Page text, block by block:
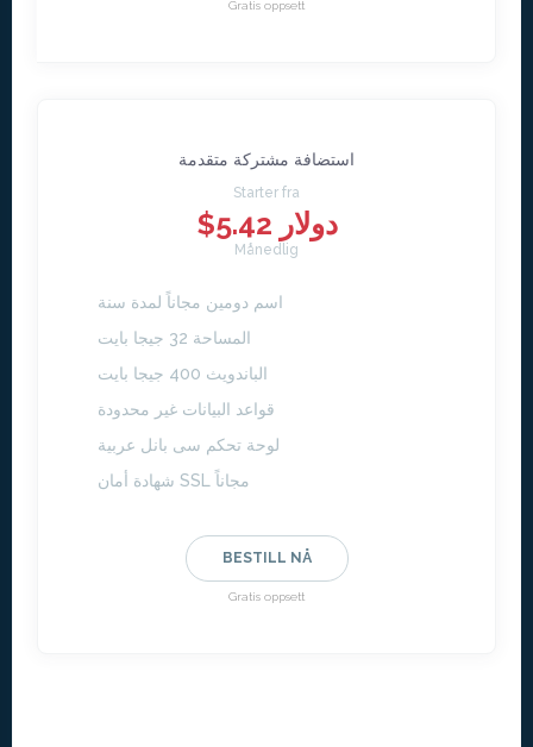
Gratis oppsett
استضافة مشتركة متقدمة
Starter fra
$5.42 دولار
Månedlig
اسم دومين مجاناً لمدة سنة
المساحة 32 جيجا بايت
الباندويث 400 جيجا بايت
قواعد البيانات غير محدودة
لوحة تحكم سى بانل عربية
شهادة أمان SSL مجاناً
BESTILL NÅ
Gratis oppsett